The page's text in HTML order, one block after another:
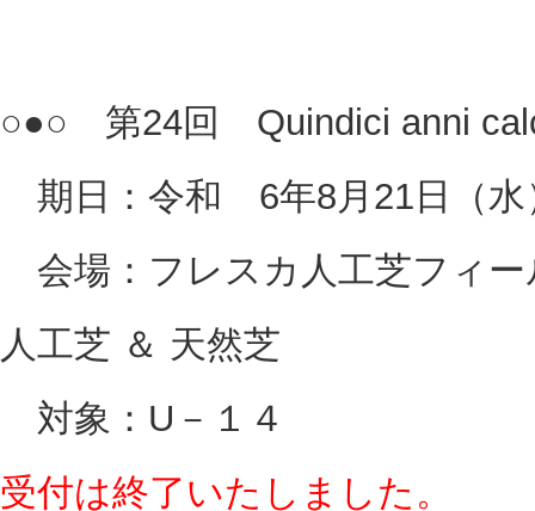
○●○ 第24回 Quindici anni
期日：令和 6年8月21日（水
会場：フレスカ人工芝フィ
人工芝 ＆ 天然芝
対象：U－１４
受付は終了いたしました。